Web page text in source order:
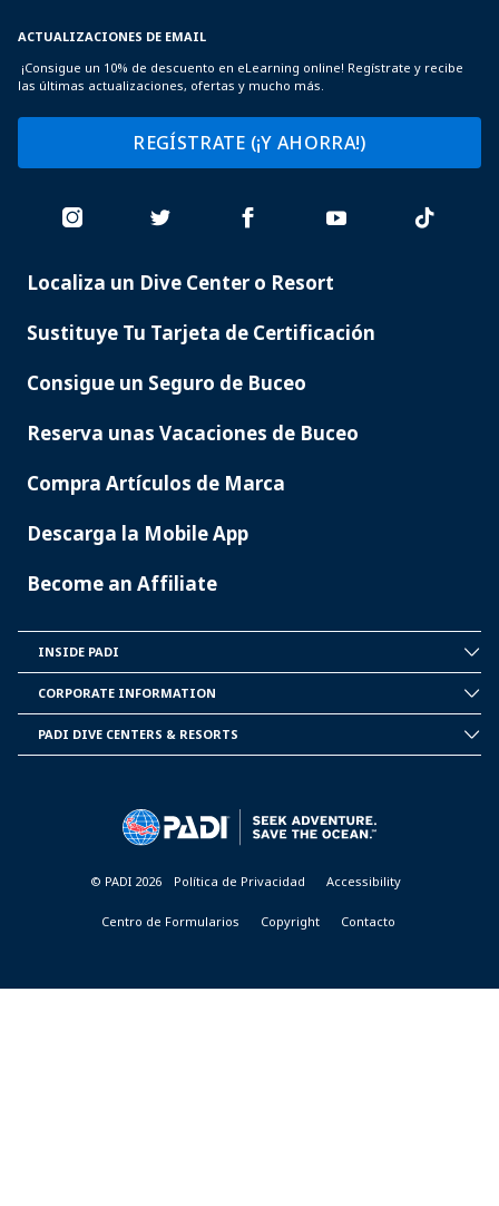
ACTUALIZACIONES DE EMAIL
¡Consigue un 10% de descuento en eLearning online! Regístrate y recibe
las últimas actualizaciones, ofertas y mucho más.
REGÍSTRATE (¡Y AHORRA!)
PADI
Localiza un Dive Center o Resort
Sustituye Tu Tarjeta de Certificación
Consigue un Seguro de Buceo
Reserva unas Vacaciones de Buceo
Compra Artículos de Marca
Descarga la Mobile App
Become an Affiliate
PADI
INSIDE PADI
INFORMATION
CORPORATE INFORMATION
PADI DIVE CENTERS & RESORTS
© PADI 2026 Política de Privacidad Accessibility
Centro de Formularios Copyright Contacto